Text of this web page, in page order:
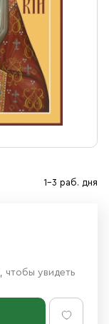
1-3 раб. дня
, чтобы увидеть